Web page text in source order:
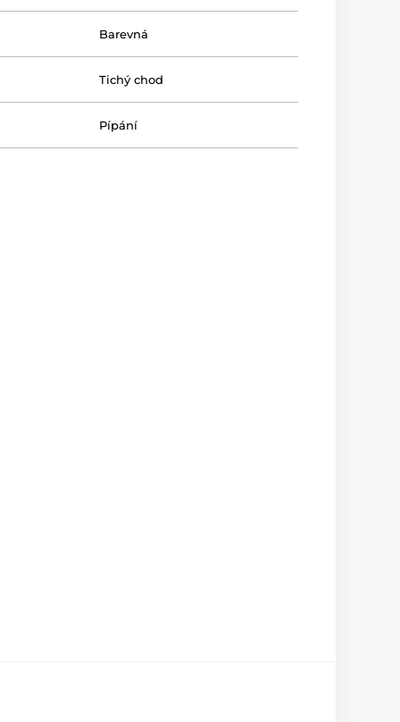
Barevná
Tichý chod
Pípání